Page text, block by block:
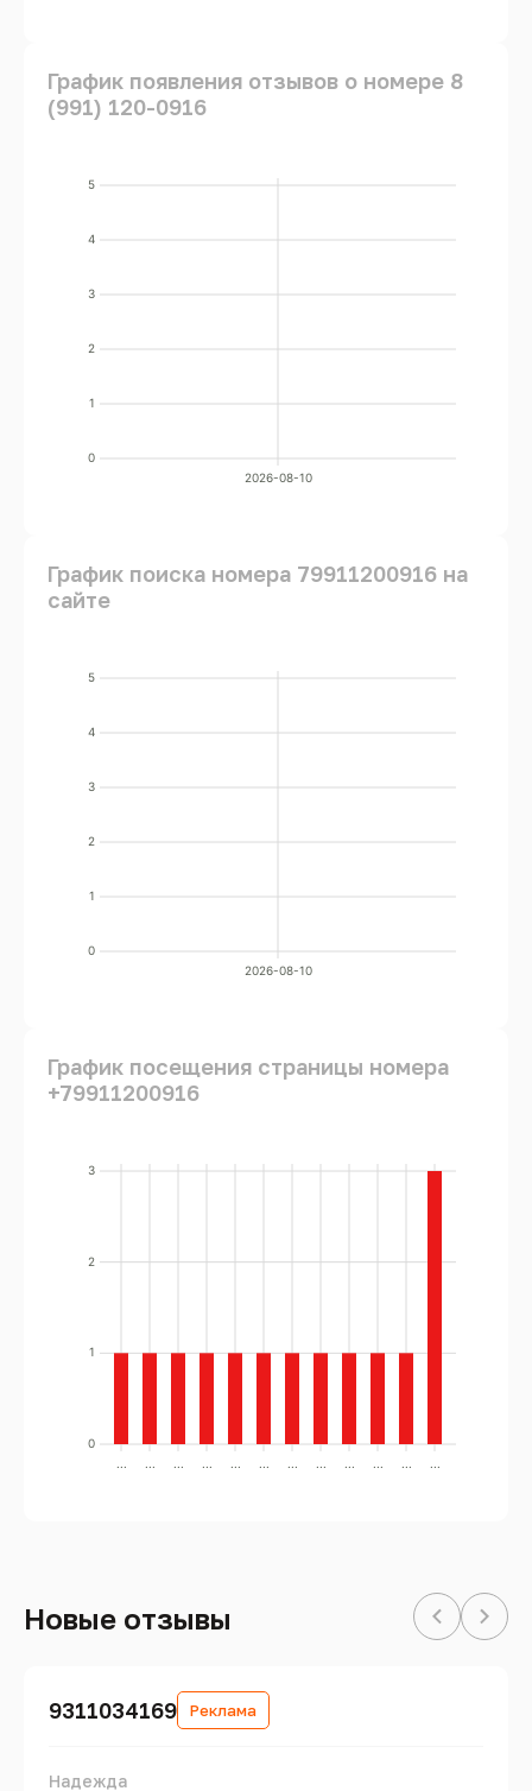
График появления отзывов о номере 8
(991) 120-0916
0
1
2
3
4
5
2026-08-10
График поиска номера 79911200916 на
сайте
0
1
2
3
4
5
2026-08-10
График посещения страницы номера
+79911200916
0
1
2
3
Новые отзывы
9311034169 Реклама
Надежда